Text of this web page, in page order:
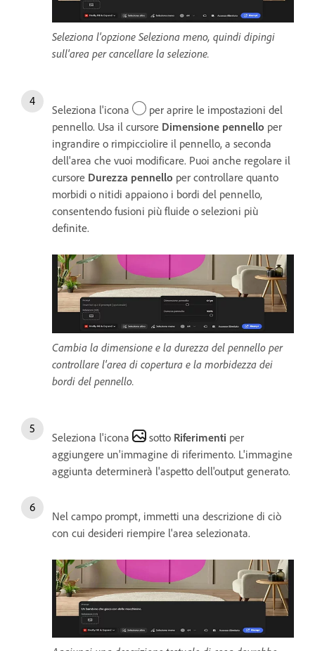
Seleziona l'opzione Seleziona meno, quindi dipingi
sull'area per cancellare la selezione.
Seleziona l'icona
per aprire le impostazioni del
pennello. Usa il cursore Dimensione pennello per
ingrandire o rimpicciolire il pennello, a seconda
dell'area che vuoi modificare. Puoi anche regolare il
cursore Durezza pennello per controllare quanto
morbidi o nitidi appaiono i bordi del pennello,
consentendo fusioni più fluide o selezioni più
definite.
Cambia la dimensione e la durezza del pennello per
controllare l'area di copertura e la morbidezza dei
bordi del pennello.
Seleziona l'icona sotto Riferimenti per
aggiungere un'immagine di riferimento. L'immagine
aggiunta determinerà l'aspetto dell'output generato.
Nel campo prompt, immetti una descrizione di ciò
con cui desideri riempire l'area selezionata.